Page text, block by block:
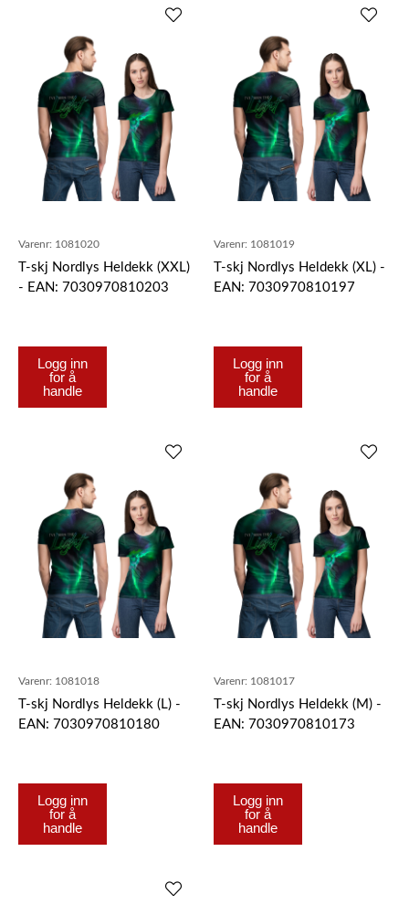
Varenr: 1081020
T-skj Nordlys Heldekk (XXL)
- EAN: 7030970810203
Logg inn
for å
handle
Varenr: 1081019
T-skj Nordlys Heldekk (XL) -
EAN: 7030970810197
Logg inn
for å
handle
Varenr: 1081018
T-skj Nordlys Heldekk (L) -
EAN: 7030970810180
Logg inn
for å
handle
Varenr: 1081017
T-skj Nordlys Heldekk (M) -
EAN: 7030970810173
Logg inn
for å
handle